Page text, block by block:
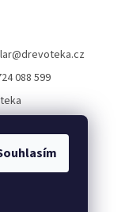
@drevoteka.cz
088 599